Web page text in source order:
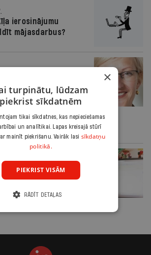
ierosinājumu
mājasdarbus?
par skolu
×
turpinātu, lūdzam
piekrist sīkdatnēm
tikai sīkdatnes, kas nepieciešamas
un analītikai. Lapas kreisajā stūrī
mainīt piekrišanu. Vairāk lasi sīkdatņu
politikā.
PIEKRIST VISĀM
RĀDĪT DETAĻAS